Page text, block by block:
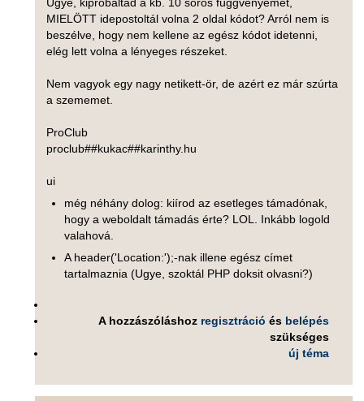
MIELÖTT idepostoltál volna 2 oldal kódot? Arról nem is
beszélve, hogy nem kellene az egész kódot idetenni,
elég lett volna a lényeges részeket.
Nem vagyok egy nagy netikett-ör, de azért ez már szúrta
a szememet.
ProClub
proclub##kukac##karinthy.hu
ui
még néhány dolog: kiírod az esetleges támadónak,
hogy a weboldalt támadás érte? LOL. Inkább logold
valahová.
A header('Location:');-nak illene egész címet
tartalmaznia (Ugye, szoktál PHP doksit olvasni?)
A hozzászóláshoz regisztráció és belépés
szükséges
új téma